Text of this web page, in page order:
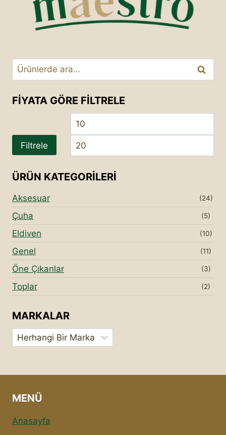
Ara: Ara
FIYATA GÖRE FILTRELE
En
düşük
fiyat
Filtrele
ÜRÜN KATEGORILERI
Aksesuar (24)
Çuha (5)
Eldiven (10)
Genel (11)
Öne Çıkanlar (3)
Toplar (2)
MARKALAR
MENÜ
Anasayfa